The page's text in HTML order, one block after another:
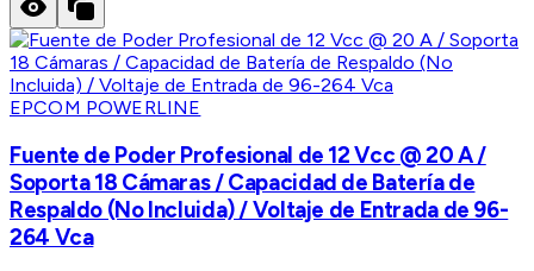
EPCOM POWERLINE
Fuente de Poder Profesional de 12 Vcc @ 20 A /
Soporta 18 Cámaras / Capacidad de Batería de
Respaldo (No Incluida) / Voltaje de Entrada de 96-
264 Vca